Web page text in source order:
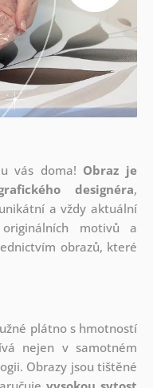
vás doma! Obraz je
designéra,
a vždy aktuální
motivů a
obrazů, které
plátno s hmotností
nejen v samotném
Obrazy jsou tištěné